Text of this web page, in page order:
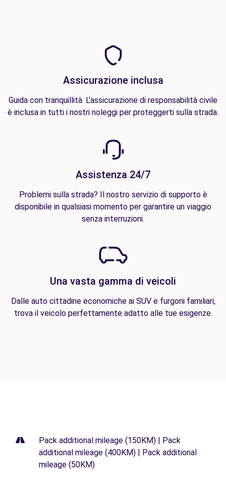
Assicurazione inclusa
Guida con tranquillità. L'assicurazione di responsabilità civile
è inclusa in tutti i nostri noleggi per proteggerti sulla strada.
Assistenza 24/7
Problemi sulla strada? Il nostro servizio di supporto è
disponibile in qualsiasi momento per garantire un viaggio
senza interruzioni.
Una vasta gamma di veicoli
Dalle auto cittadine economiche ai SUV e furgoni familiari,
trova il veicolo perfettamente adatto alle tue esigenze.
Pack additional mileage (150KM) | Pack
additional mileage (400KM) | Pack additional
mileage (50KM)